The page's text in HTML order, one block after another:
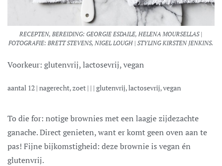
RECEPTEN, BEREIDING: GEORGIE ESDAILE, HELENA MOURSELLAS |
FOTOGRAFIE: BRETT STEVENS, NIGEL LOUGH | STYLING KIRSTEN JENKINS.
Voorkeur: glutenvrij, lactosevrij, vegan
aantal 12 | nagerecht, zoet | | | glutenvrij, lactosevrij, vegan
To die for: notige brownies met een laagje zijdezachte
ganache. Direct genieten, want er komt geen oven aan te
pas! Fijne bijkomstigheid: deze brownie is vegan én
glutenvrij.